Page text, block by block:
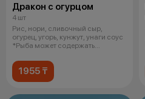
Дракон с огурцом
4 шт
Рис, нори, сливочный сыр,
огурец, угорь, кунжут, унаги соус
*Рыба может содержать
1955 ₸